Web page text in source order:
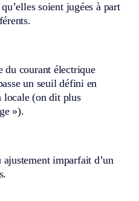
soient jugées à part
du courant électrique
un seuil défini en
locale (on dit plus
»).
imparfait d’un